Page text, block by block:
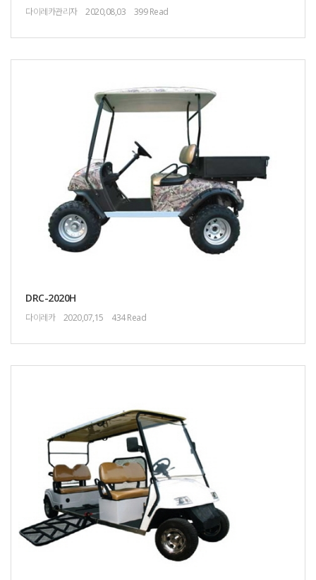
다이레카관리자 2020,08,03 399 Read
DRC-2020H
다이레카 2020,07,15 434 Read